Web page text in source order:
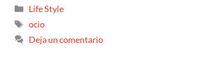
Life Style
ocio
Deja un comentario